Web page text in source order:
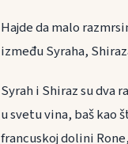
Hajde da malo
između Syraha,
Syrah i Shiraz su dva
u svetu vina, baš kao
francuskoj dolini